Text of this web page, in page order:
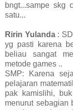
bngt...sampe skg
satu...
Ririn Yulanda :
yg pasti karena
beliau sangat
metode games ..
SMP: Karena
pelajaran
pak kamislihi,
menurut sebagian